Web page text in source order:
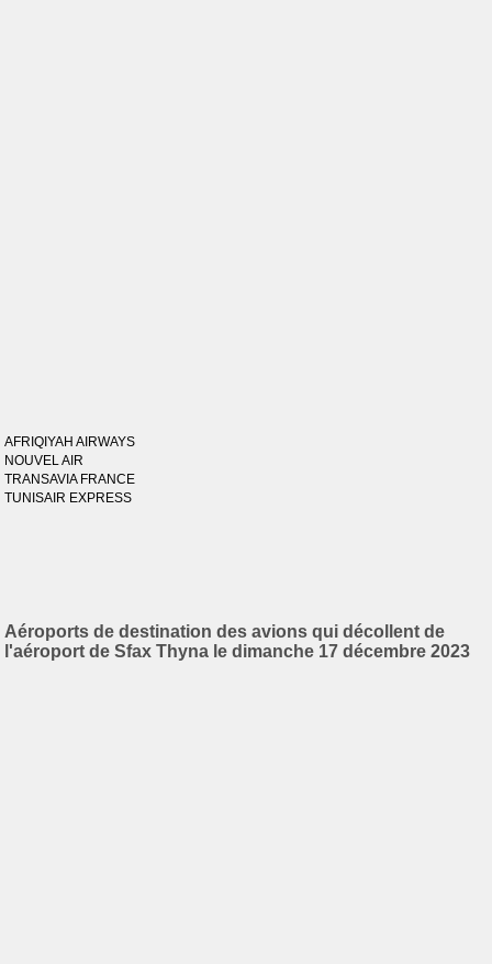
AFRIQIYAH AIRWAYS
NOUVEL AIR
TRANSAVIA FRANCE
TUNISAIR EXPRESS
Aéroports de destination des avions qui décollent de
l'aéroport de Sfax Thyna le dimanche 17 décembre 2023